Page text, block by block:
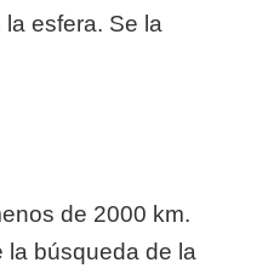
esfera. Se la
de 2000 km.
la búsqueda de la